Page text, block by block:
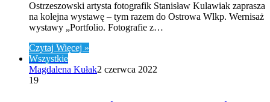
Ostrzeszowski artysta fotografik Stanisław Kulawiak zaprasza
na kolejna wystawę – tym razem do Ostrowa Wlkp. Wernisaż
wystawy „Portfolio. Fotografie z…
Czytaj Więcej »
Wszystkie
Magdalena Kułak2 czerwca 2022
19